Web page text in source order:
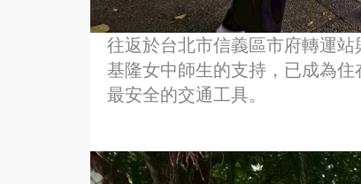
往返於台北市信義區市府轉運
基隆女中師生的支持，已成為
最安全的交通工具。